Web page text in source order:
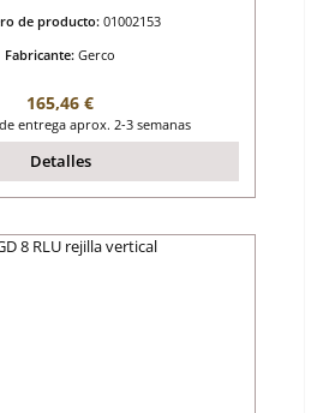
de producto: 01002153
Fabricante: Gerco
Precio normal:
165,46 €
entrega aprox. 2-3 semanas
Detalles